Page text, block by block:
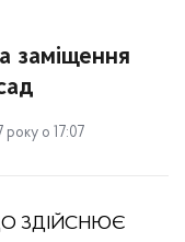
заміщення
о 17:07
ЗДІЙСНЮЄ